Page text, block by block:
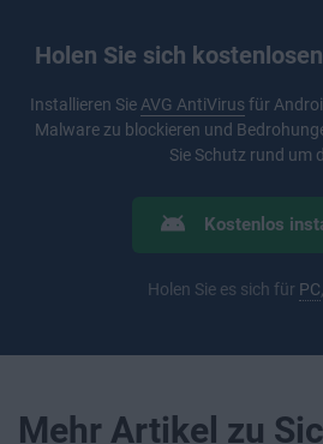
Holen Sie sich
Installieren Sie AVG AntiVirusfür
Malware zu blockieren und
Sie Schutz rund um
Kostenlos
Holen Sie es sich für PC
Mehr Artikel zu